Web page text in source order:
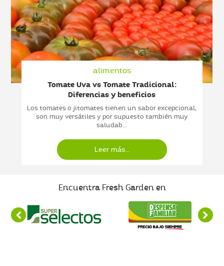
alimentos
Tomate Uva vs Tomate Tradicional:
Diferencias y beneficios
Los tomates o jitomates tienen un sabor excepcional,
son muy versátiles y por supuesto también muy
saludab...
Leer más...
Encuentra Fresh Garden en